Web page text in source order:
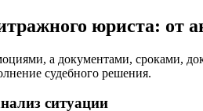
юриста: от
а документами, сроками,
судебного решения.
ситуации